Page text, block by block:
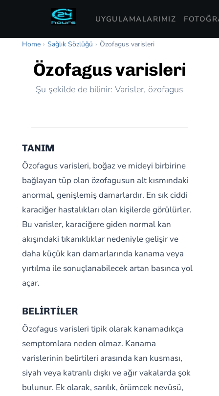
UYGULAMALARIMIZ
Home › Sağlık Sözlüğü › Özofagus varisleri
Özofagus varisleri
Şu şekilde de bilinir: Varisler, özofagus
TANIM
Özofagus varisleri, boğaz ve mideyi birbirine
bağlayan tüp olan özofagusun alt kısmındaki
anormal, genişlemiş damarlardır. En sık ciddi
karaciğer hastalıkları olan kişilerde görülürler.
Bu varisler, karaciğere giden normal kan
akışındaki tıkanıklıklar nedeniyle gelişir ve
daha küçük kan damarlarında kanama veya
yırtılma ile sonuçlanabilecek artan basınca yol
açar.
BELİRTİLER
Özofagus varisleri tipik olarak kanamadıkça
semptomlara neden olmaz. Kanama
varislerinin belirtileri arasında kan kusması,
siyah veya katranlı dışkı ve ağır vakalarda şok
bulunur. Ek olarak, sarılık, örümcek nevüsü,